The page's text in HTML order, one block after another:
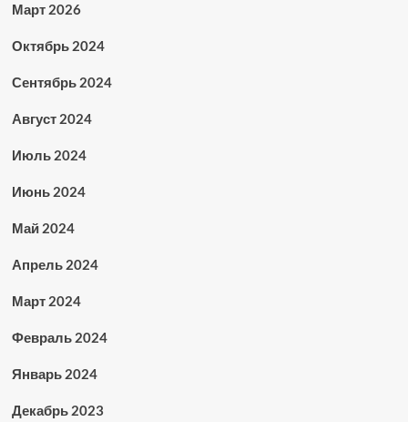
Март 2026
Октябрь 2024
Сентябрь 2024
Август 2024
Июль 2024
Июнь 2024
Май 2024
Апрель 2024
Март 2024
Февраль 2024
Январь 2024
Декабрь 2023